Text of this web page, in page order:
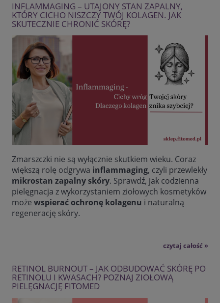
INFLAMMAGING – UTAJONY STAN ZAPALNY,
KTÓRY CICHO NISZCZY TWÓJ KOLAGEN. JAK
SKUTECZNIE CHRONIĆ SKÓRĘ?
Zmarszczki nie są wyłącznie skutkiem wieku. Coraz
większą rolę odgrywa inflammaging, czyli przewlekły
mikrostan zapalny skóry. Sprawdź, jak codzienna
pielęgnacja z wykorzystaniem ziołowych kosmetyków
może wspierać ochronę kolagenu i naturalną
regenerację skóry.
czytaj całość »
RETINOL BURNOUT – JAK ODBUDOWAĆ SKÓRĘ PO
RETINOLU I KWASACH? POZNAJ ZIOŁOWĄ
PIELĘGNACJĘ FITOMED